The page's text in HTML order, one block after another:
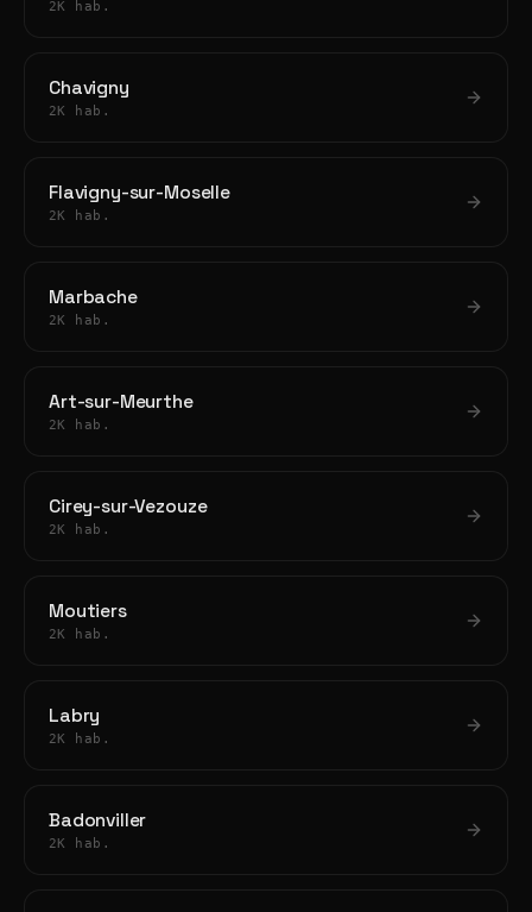
2K hab.
Chavigny
2K hab.
Flavigny-sur-Moselle
2K hab.
Marbache
2K hab.
Art-sur-Meurthe
2K hab.
Cirey-sur-Vezouze
2K hab.
Moutiers
2K hab.
Labry
2K hab.
Badonviller
2K hab.